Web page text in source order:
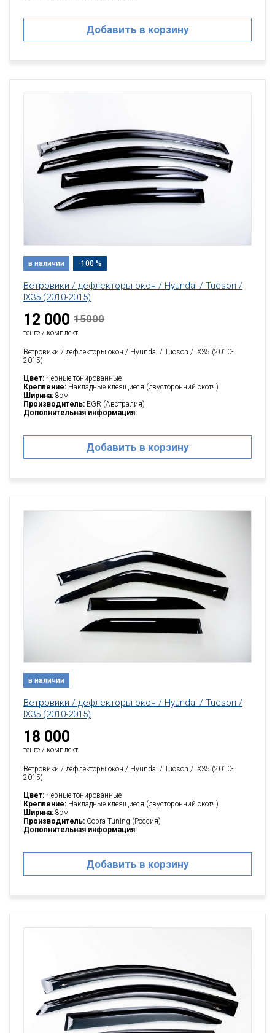
Добавить в корзину
в наличии -100 %
Ветровики / дефлекторы окон / Hyundai / Tucson /
IX35 (2010-2015)
12 000 15000
тенге / комплект
Ветровики / дефлекторы окон / Hyundai / Tucson / IX35 (2010-
2015)
Цвет: Черные тонированные
Крепление: Накладные клеящиеся (двусторонний скотч)
Ширина: 8см
Производитель: EGR (Австралия)
Дополнительная информация:
Добавить в корзину
в наличии
Ветровики / дефлекторы окон / Hyundai / Tucson /
IX35 (2010-2015)
18 000
тенге / комплект
Ветровики / дефлекторы окон / Hyundai / Tucson / IX35 (2010-
2015)
Цвет: Черные тонированные
Крепление: Накладные клеящиеся (двусторонний скотч)
Ширина: 8см
Производитель: Cobra Tuning (Россия)
Дополнительная информация:
Добавить в корзину